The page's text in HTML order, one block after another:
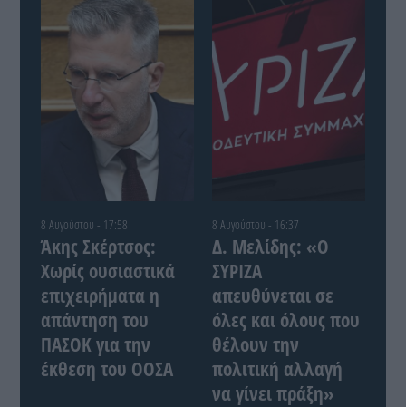
8 Αυγούστου - 17:58
Άκης Σκέρτσος:
Χωρίς ουσιαστικά
επιχειρήματα η
απάντηση του
ΠΑΣΟΚ για την
έκθεση του ΟΟΣΑ
8 Αυγούστου - 16:37
Δ. Μελίδης: «Ο
ΣΥΡΙΖΑ
απευθύνεται σε
όλες και όλους που
θέλουν την
πολιτική αλλαγή
να γίνει πράξη»